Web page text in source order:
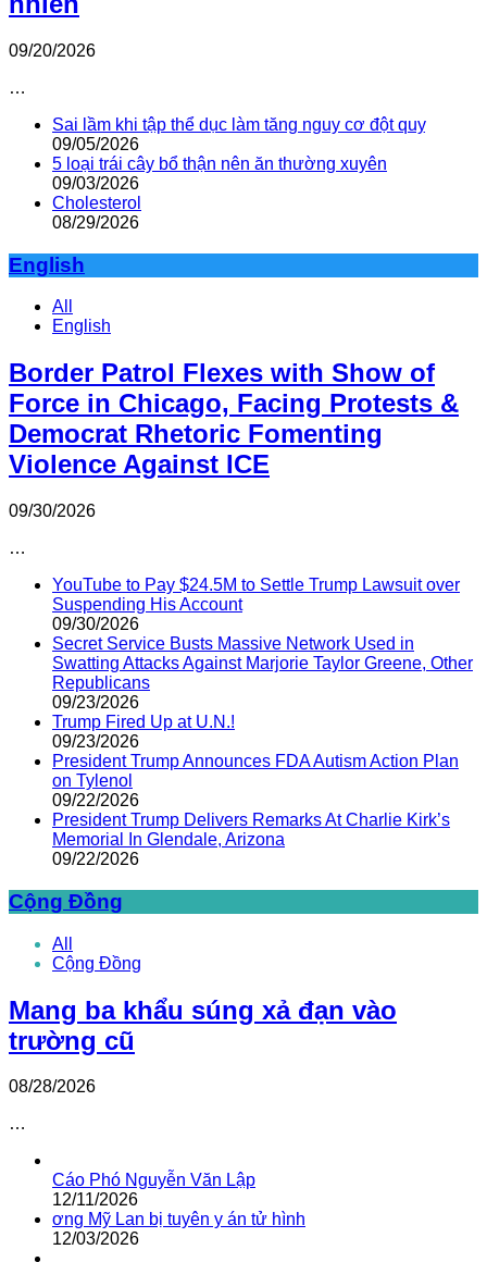
09/20/2026
…
Sai lầm khi tập thể dục làm tăng nguy cơ đột quỵ
09/05/2026
5 loại trái cây bổ thận nên ăn thường xuyên
09/03/2026
Cholesterol
08/29/2026
English
All
English
Border Patrol Flexes with Show of
Force in Chicago, Facing Protests &
Democrat Rhetoric Fomenting
Violence Against ICE
09/30/2026
…
YouTube to Pay $24.5M to Settle Trump Lawsuit over
Suspending His Account
09/30/2026
Secret Service Busts Massive Network Used in
Swatting Attacks Against Marjorie Taylor Greene, Other
Republicans
09/23/2026
Trump Fired Up at U.N.!
09/23/2026
President Trump Announces FDA Autism Action Plan
on Tylenol
09/22/2026
President Trump Delivers Remarks At Charlie Kirk’s
Memorial In Glendale, Arizona
09/22/2026
Cộng Đồng
All
Cộng Đồng
Mang ba khẩu súng xả đạn vào
trường cũ
08/28/2026
…
Cáo Phó Nguyễn Văn Lập
12/11/2026
ơng Mỹ Lan bị tuyên y án tử hình
12/03/2026